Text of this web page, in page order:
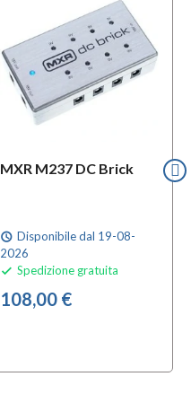
MXR M237 DC Brick
schedule Disponibile dal 19-08-
2026
 Spedizione gratuita
108,00 €